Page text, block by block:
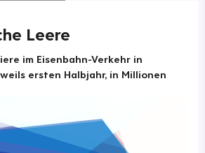
Leere
im Eisenbahn-Verkehr in
ersten Halbjahr, in Millionen